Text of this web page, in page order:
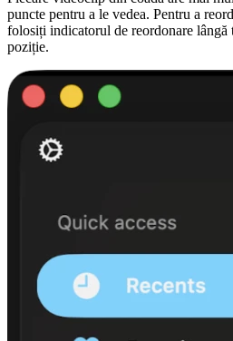
puncte pentru a le vedea. Pentru a
folosiți indicatorul de reordonare
poziție.